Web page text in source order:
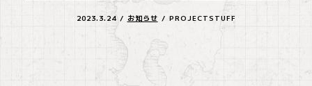
2023.3.24 / お知らせ / PROJECTSTUFF